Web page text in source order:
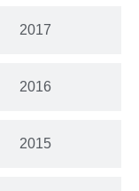
2017
2016
2015